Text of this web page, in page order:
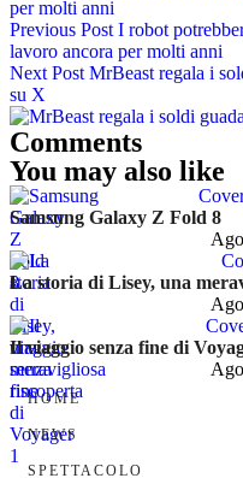
Previous Post I robot
lavoro ancora per molti anni
Next Post MrBeast regala i
su X
Comments
You may also like
Samsung Galaxy Z Fold 8
La storia di Lisey, una
Il viaggio senza fine di
HOME
NEWS
SPETTACOLO